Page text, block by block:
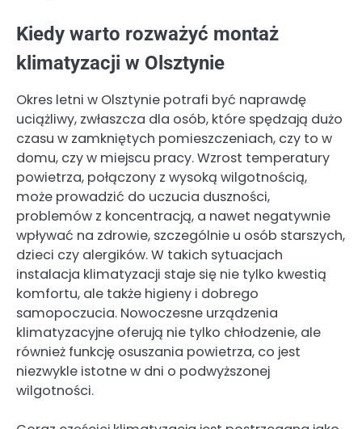
Kiedy warto rozważyć montaż
klimatyzacji w Olsztynie
Okres letni w Olsztynie potrafi być naprawdę
uciążliwy, zwłaszcza dla osób, które spędzają dużo
czasu w zamkniętych pomieszczeniach, czy to w
domu, czy w miejscu pracy. Wzrost temperatury
powietrza, połączony z wysoką wilgotnością,
może prowadzić do uczucia duszności,
problemów z koncentracją, a nawet negatywnie
wpływać na zdrowie, szczególnie u osób starszych,
dzieci czy alergików. W takich sytuacjach
instalacja klimatyzacji staje się nie tylko kwestią
komfortu, ale także higieny i dobrego
samopoczucia. Nowoczesne urządzenia
klimatyzacyjne oferują nie tylko chłodzenie, ale
również funkcję osuszania powietrza, co jest
niezwykle istotne w dni o podwyższonej
wilgotności.